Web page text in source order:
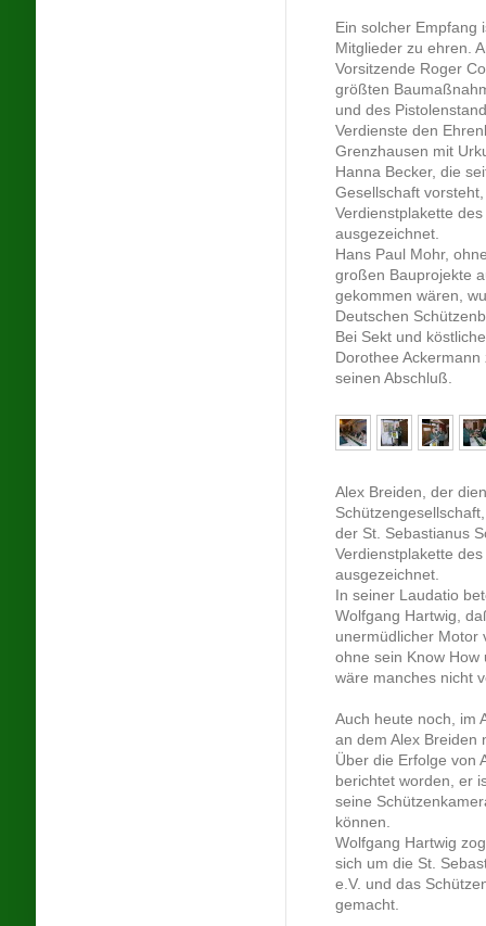
Ein solcher Empfang
Mitglieder zu ehren.
Vorsitzende Roger
größten
und des
Verdienste den
Grenzhausen mit
Hanna Becker, die
Gesellschaft
Verdienstplakette
ausgezeichnet.
Hans Paul Mohr,
großen Bauprojekte
gekommen wären,
Deutschen
Bei Sekt und
Dorothee
seinen Abschluß.
Alex Breiden, der
der St. Sebastianus
Verdienstplakette
ausgezeichnet.
In seiner Laudatio
Wolfgang Hartwig,
unermüdlicher Motor
ohne sein Know How
wäre manches nicht
Auch heute noch, im
an dem Alex Breiden
Über die Erfolge von
berichtet worden, er
seine
können.
Wolfgang Hartwig
sich um die St.
e.V. und das
gemacht.